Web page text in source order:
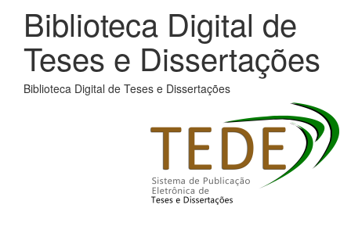
Biblioteca Digital de
Teses e Dissertações
Biblioteca Digital de Teses e Dissertações